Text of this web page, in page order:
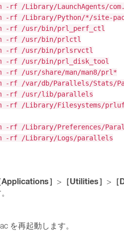
-rf /Library/LaunchAgents/
-rf /Library/Python/*/site-
-rf /usr/bin/prl_perf_ctl
-rf /usr/bin/prlctl
-rf /usr/bin/prlsrvctl
-rf /usr/bin/prl_disk_tool
-rf /usr/share/man/man8/prl*
-rf /var/db/Parallels/Stats/
-rf /usr/lib/parallels
-rf /Library/Filesystems/
-rf /Library/Preferences/
-rf /Library/Logs/parallels
Applications］ > ［Utilities］ >
を再起動します。